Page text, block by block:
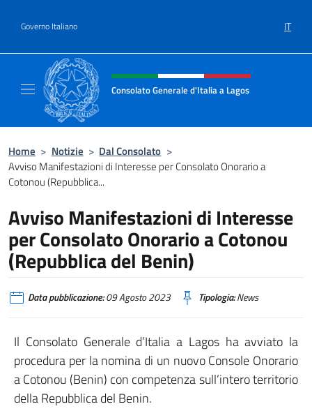
Governo Italiano IT
Intestazione sito, social e menù
Consolato Generale d'Italia a Lagos
Home > Notizie > Dal Consolato >
Avviso Manifestazioni di Interesse per Consolato Onorario a
Cotonou (Repubblica...
Avviso Manifestazioni di Interesse
per Consolato Onorario a Cotonou
(Repubblica del Benin)
Data pubblicazione:09 Agosto 2023 Tipologia:News
Il Consolato Generale d’Italia a Lagos ha avviato la
procedura per la nomina di un nuovo Console Onorario
a Cotonou (Benin) con competenza sull’intero territorio
della Repubblica del Benin.